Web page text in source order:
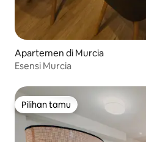
Apartemen di Murcia
Esensi Murcia
Pilihan tamu
Pilihan tamu